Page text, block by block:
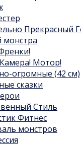
Прекрасный
монстра
Мотор!
огромные (42 см)
сказки
Стиль
Фитнес
монстров